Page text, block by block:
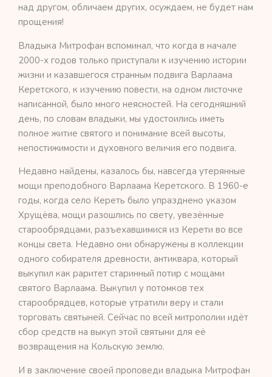
над другом, обличаем других, осуждаем, не будет нам
прощения!
Владыка Митрофан вспоминал, что когда в начале
2000-х годов только приступали к изучению истории
жизни и казавшегося странным подвига Варлаама
Керетского, к изучению повести, на одном листочке
написанной, было много неясностей. На сегодняшний
день, по словам владыки, мы удостоились иметь
полное житие святого и понимание всей высоты,
непостижимости и духовного величия его подвига.
Недавно найдены, казалось бы, навсегда утерянные
мощи преподобного Варлаама Керетского. В 1960-е
годы, когда село Кереть было упразднено указом
Хрущёва, мощи разошлись по свету, увезённые
старообрядцами, разъехавшимися из Керети во все
концы света. Недавно они обнаружены в коллекции
одного собирателя древности, антиквара, который
выкупил как раритет старинный потир с мощами
святого Варлаама. Выкупил у потомков тех
старообрядцев, которые утратили веру и стали
торговать святыней. Сейчас по всей митрополии идёт
сбор средств на выкуп этой святыни для её
возвращения на Кольскую землю.
И в заключение своей проповеди владыка Митрофан